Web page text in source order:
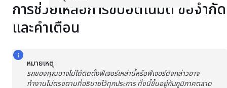
การช่วยเหลือการขับอัตโนมัติ ข้อจำกัด
และคำเตือน
หมายเหตุ
รถของคุณอาจไม่ได้ติดตั้งฟีเจอร์เหล่านี้หรือฟีเจอร์ดังกล่าวอาจ
ทำงานไม่ตรงตามที่อธิบายไว้ทุกประการ ทั้งนี้ขึ้นอยู่กับภูมิภาคตลาด